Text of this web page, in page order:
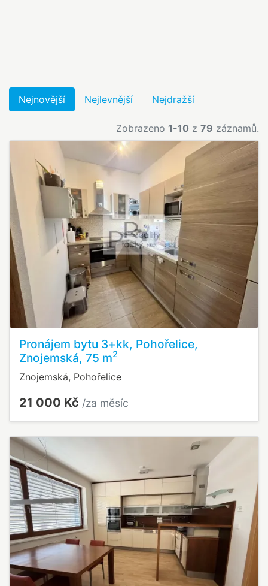
Nejnovější Nejlevnější Nejdražší
Zobrazeno 1-10 z 79 záznamů.
Pronájem bytu 3+kk, Pohořelice,
Znojemská, 75 m2
Znojemská, Pohořelice
21 000 Kč /za měsíc